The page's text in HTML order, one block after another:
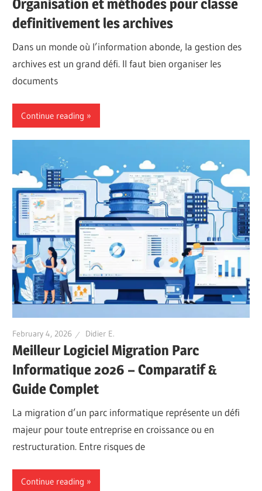
Organisation et méthodes pour classe
definitivement les archives
Dans un monde où l’information abonde, la gestion des
archives est un grand défi. Il faut bien organiser les
documents
Continue reading
February 4, 2026 Didier E.
Meilleur Logiciel Migration Parc
Informatique 2026 – Comparatif &
Guide Complet
La migration d’un parc informatique représente un défi
majeur pour toute entreprise en croissance ou en
restructuration. Entre risques de
Continue reading